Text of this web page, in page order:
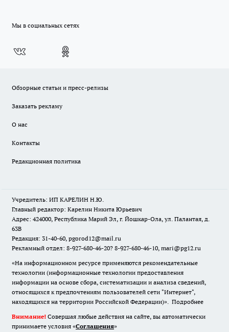
Мы в социальных сетях
Обзорные статьи и пресс-релизы
Заказать рекламу
О нас
Контакты
Редакционная политика
Учредитель: ИП КАРЕЛИН Н.Ю.
Главный редактор: Карелин Никита Юрьевич
Адрес: 424000, Республика Марий Эл, г. Йошкар-Ола, ул. Палантая, д.
63В
Редакция: 31-40-60, pgorod12@mail.ru
Рекламный отдел: 8-927-680-46-20? 8-927-680-46-10, mari@pg12.ru
«На информационном ресурсе применяются рекомендательные
технологии (информационные технологии предоставления
информации на основе сбора, систематизации и анализа сведений,
относящихся к предпочтениям пользователей сети "Интернет",
находящихся на территории Российской Федерации)». Подробнее
Внимание! Совершая любые действия на сайте, вы автоматически
принимаете условия «Cоглашения»